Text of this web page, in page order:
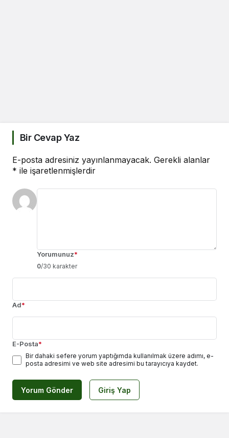
Bir Cevap Yaz
E-posta adresiniz yayınlanmayacak. Gerekli alanlar
* ile işaretlenmişlerdir
Yorumunuz*
0/30 karakter
Ad*
E-Posta*
Bir dahaki sefere yorum yaptığımda kullanılmak üzere adımı, e-
posta adresimi ve web site adresimi bu tarayıcıya kaydet.
Yorum Gönder Giriş Yap